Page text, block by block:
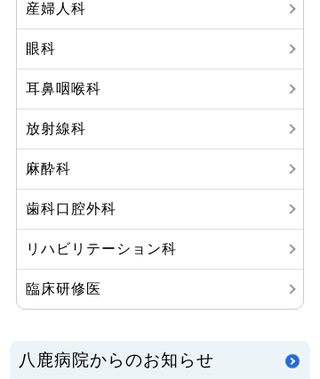
産婦人科
眼科
耳鼻咽喉科
放射線科
麻酔科
歯科口腔外科
リハビリテーション科
臨床研修医
八鹿病院からのお知らせ